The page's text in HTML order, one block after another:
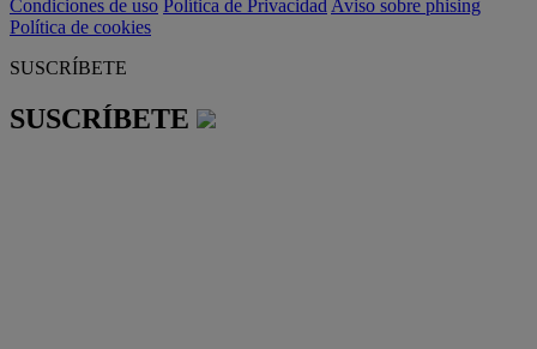
Condiciones de uso Política de Privacidad Aviso sobre phising
Política de cookies
SUSCRÍBETE
SUSCRÍBETE